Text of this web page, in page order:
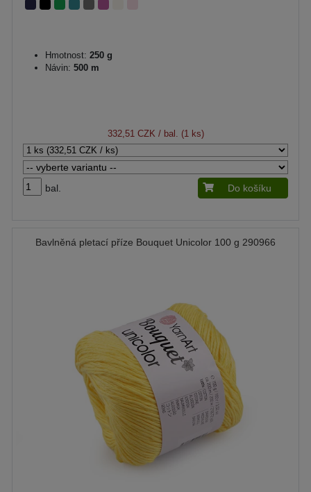
Hmotnost: 250 g
Návin: 500 m
332,51 CZK / bal. (1 ks)
bal. Do košíku
Bavlněná pletací příze Bouquet Unicolor 100 g 290966